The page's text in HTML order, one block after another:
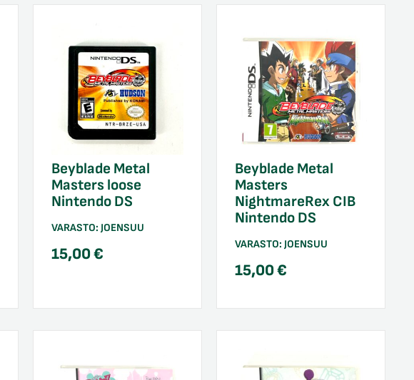
Beyblade Metal
Masters loose
Nintendo DS
VARASTO:JOENSUU
15,00€
Beyblade Metal
Masters
NightmareRex CIB
Nintendo DS
VARASTO:JOENSUU
15,00€